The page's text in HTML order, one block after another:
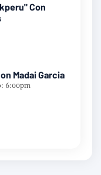
Con
Madai Garcia
6:00pm